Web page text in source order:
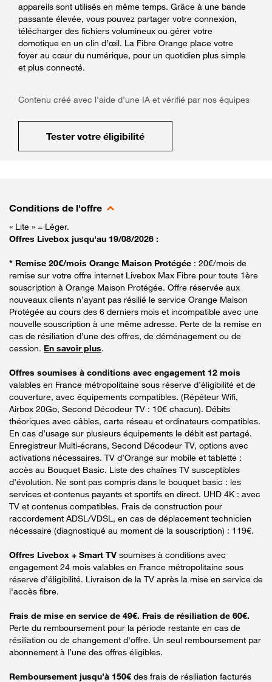
appareils sont utilisés en même temps. Grâce à une bande
passante élevée, vous pouvez partager votre connexion,
télécharger des fichiers volumineux ou gérer votre
domotique en un clin d’œil. La Fibre Orange place votre
foyer au cœur du numérique, pour un quotidien plus simple
et plus connecté.
Contenu créé avec l’aide d’une IA et vérifié par nos équipes
Tester votre éligibilité
Conditions de l'offre
« Lite » = Léger.
Offres Livebox jusqu'au 19/08/2026 :
* Remise 20€/mois Orange Maison Protégée : 20€/mois de
remise sur votre offre internet Livebox Max Fibre pour toute 1ère
souscription à Orange Maison Protégée. Offre réservée aux
nouveaux clients n’ayant pas résilié le service Orange Maison
Protégée au cours des 6 derniers mois et incompatible avec une
nouvelle souscription à une même adresse. Perte de la remise en
cas de résiliation d’une des offres, de déménagement ou de
cession. En savoir plus.
Offres soumises à conditions avec engagement 12 mois
valables en France métropolitaine sous réserve d’éligibilité et de
couverture, avec équipements compatibles. (Répéteur Wifi,
Airbox 20Go, Second Décodeur TV : 10€ chacun). Débits
théoriques avec câbles, carte réseau et ordinateurs compatibles.
En cas d’usage sur plusieurs équipements le débit est partagé.
Enregistreur Multi-écrans, Second Décodeur TV, options avec
activations nécessaires. TV d’Orange sur mobile et tablette :
accès au Bouquet Basic. Liste des chaînes TV susceptibles
d’évolution. Ne sont pas compris dans le bouquet basic : les
services et contenus payants et sportifs en direct. UHD 4K : avec
TV et contenus compatibles. Frais de construction pour
raccordement ADSL/VDSL, en cas de déplacement technicien
nécessaire (diagnostiqué au moment de la souscription) : 119€.
Offres Livebox + Smart TV soumises à conditions avec
engagement 24 mois valables en France métropolitaine sous
réserve d’éligibilité. Livraison de la TV après la mise en service de
l'accès fibre.
Frais de mise en service de 49€. Frais de résiliation de 60€.
Perte du remboursement pour la période restante en cas de
résiliation ou de changement d'offre. Un seul remboursement par
abonnement à l’une des offres éligibles.
Remboursement jusqu’à 150€ des frais de résiliation facturés